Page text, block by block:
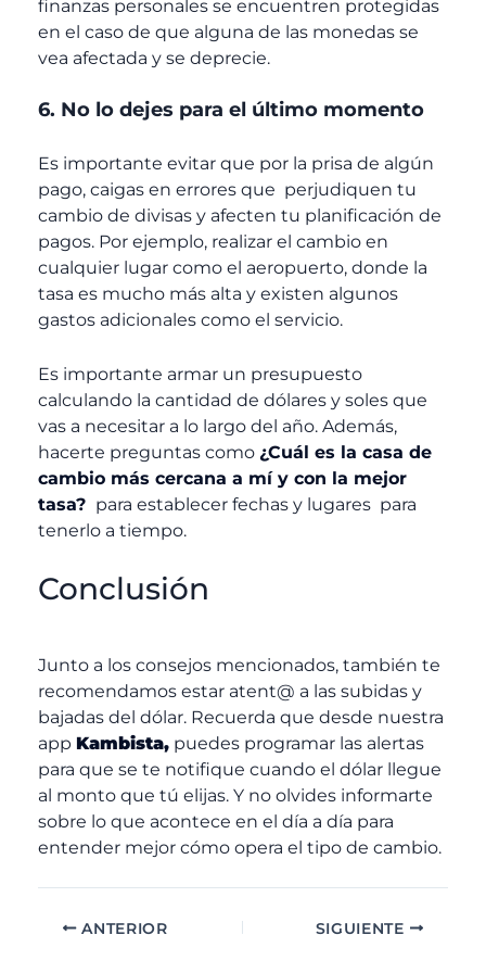
finanzas personales se encuentren protegidas
en el caso de que alguna de las monedas se
vea afectada y se deprecie.
6. No lo dejes para el último momento
Es importante evitar que por la prisa de algún
pago, caigas en errores que perjudiquen tu
cambio de divisas y afecten tu planificación de
pagos. Por ejemplo, realizar el cambio en
cualquier lugar como el aeropuerto, donde la
tasa es mucho más alta y existen algunos
gastos adicionales como el servicio.
Es importante armar un presupuesto
calculando la cantidad de dólares y soles que
vas a necesitar a lo largo del año. Además,
hacerte preguntas como ¿Cuál es la casa de
cambio más cercana a mí y con la mejor
tasa? para establecer fechas y lugares para
tenerlo a tiempo.
Conclusión
Junto a los consejos mencionados, también te
recomendamos estar atent@ a las subidas y
bajadas del dólar. Recuerda que desde nuestra
app Kambista, puedes programar las alertas
para que se te notifique cuando el dólar llegue
al monto que tú elijas. Y no olvides informarte
sobre lo que acontece en el día a día para
entender mejor cómo opera el tipo de cambio.
ANTERIOR SIGUIENTE